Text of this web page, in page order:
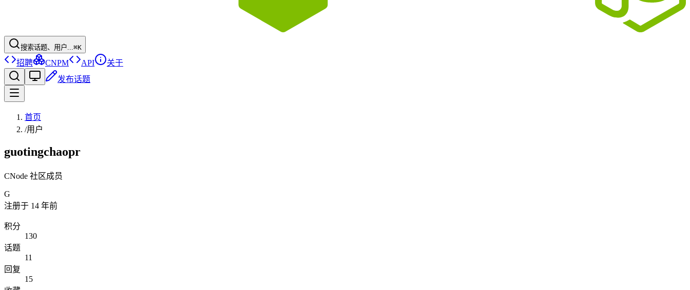
搜索话题、用户...⌘K
招聘 CNPM API
关于
发布话题
首页
/用户
guotingchaopr
CNode 社区成员
G
注册于 14 年前
积分
130
话题
11
回复
15